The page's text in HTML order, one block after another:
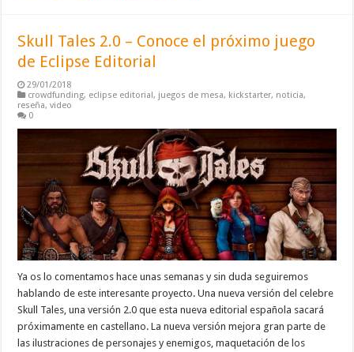
Skull Tales 2.0 – Conoce el próximo juego
de Eclipse Editorial
29/01/2018
crowdfunding, eclipse editorial, juegos de mesa, kickstarter, noticia,
reseña,video
0
Ya os lo comentamos hace unas semanas y sin duda seguiremos
hablando de este interesante proyecto. Una nueva versión del celebre
Skull Tales, una versión 2.0 que esta nueva editorial española sacará
próximamente en castellano. La nueva versión mejora gran parte de
las ilustraciones de personajes y enemigos, maquetación de los